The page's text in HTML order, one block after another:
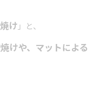
け 」と、
けや、マットによる